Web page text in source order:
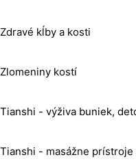
Zdravé kĺby a kosti
Zlomeniny kostí
Tianshi - výživa buniek,
Tianshi - masážne prístroje